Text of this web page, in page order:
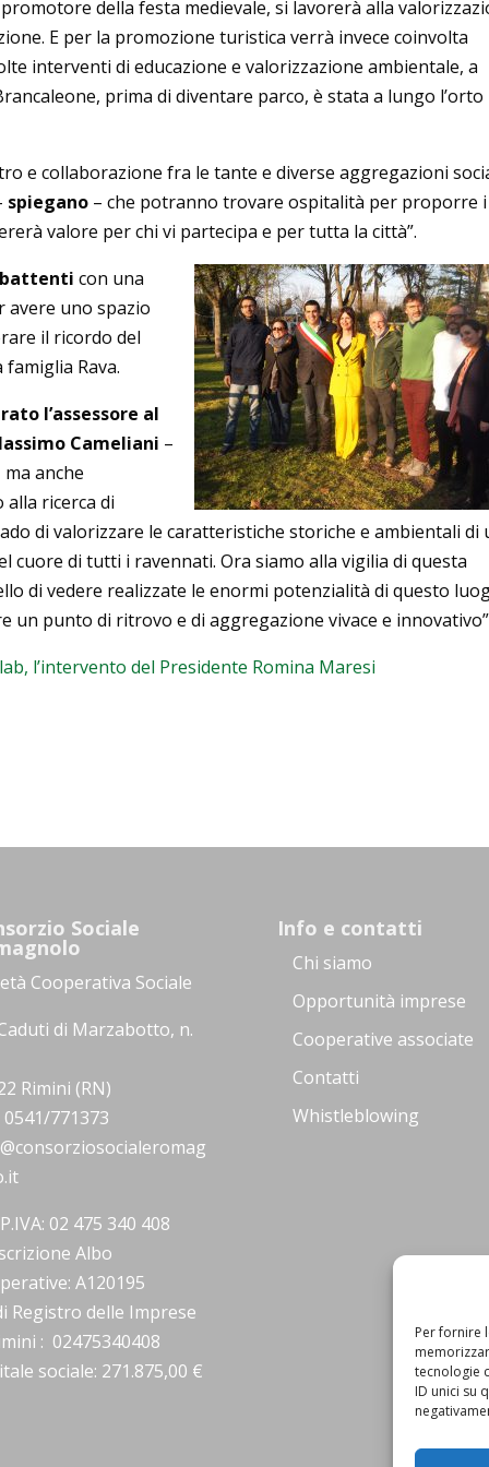
Per fornire
tecnologie
ID unici su
promotore della festa medievale, si lavorerà alla
E per la promozione turistica verrà invece coinvolta
interventi di educazione e valorizzazione ambientale, a
prima di diventare parco, è stata a lungo l’orto
e collaborazione fra le tante e diverse aggregazioni
spiegano – che potranno trovare ospitalità per proporre i
valore per chi vi partecipa e per tutta la città”.
battenti con una
avere uno spazio
il ricordo del
Rava.
l’assessore al
Cameliani –
ma anche
ricerca di
di valorizzare le caratteristiche storiche e ambientali di
cuore di tutti i ravennati. Ora siamo alla vigilia di questa
di vedere realizzate le enormi potenzialità di questo
un punto di ritrovo e di aggregazione vivace e
l’intervento del Presidente Romina Maresi
Sociale
Cooperativa Sociale
di Marzabotto, n.
Rimini (RN)
0541/771373
02 475 340 408
Albo
A120195
Registro delle Imprese
: 02475340408
sociale: 271.875,00 €
Info e contatti
Chi siamo
Opportunità imprese
Cooperative associate
Contatti
Whistleblowing